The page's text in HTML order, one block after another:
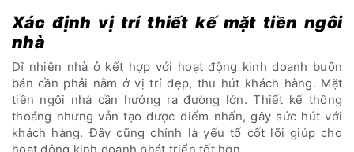
Xác định vị trí thiết kế mặt tiền ngôi
nhà
Dĩ nhiên nhà ở kết hợp với hoạt động kinh doanh buôn
bán cần phải nằm ở vị trí đẹp, thu hút khách hàng. Mặt
tiền ngôi nhà cần hướng ra đường lớn. Thiết kế thông
thoáng nhưng vẫn tạo được điểm nhấn, gây sức hút với
khách hàng. Đây cũng chính là yếu tố cốt lõi giúp cho